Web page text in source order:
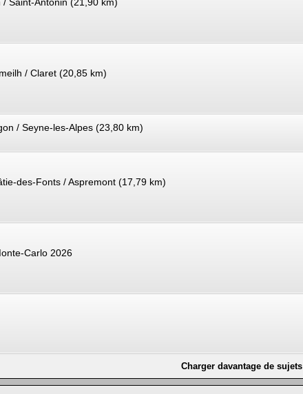
/ Claret (20,85 km)
/ Seyne-les-Alpes (23,80 km)
des-Fonts / Aspremont (17,79 km)
Carlo 2026
Charger davantage de sujets